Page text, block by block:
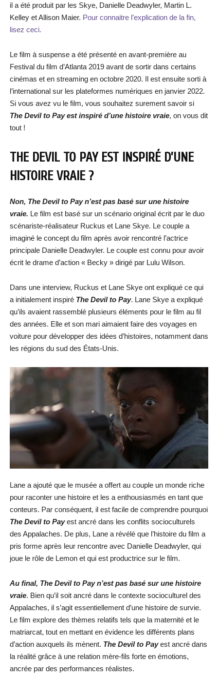
il a été produit par les Skye, Danielle Deadwyler, Martin L.
Kelley et Allison Maier. Pour connaitre l’explication de la fin,
lisez ceci.
Le film à suspense a été présenté en avant-première au
Festival du film d’Atlanta 2019 avant de sortir dans certains
cinémas et en streaming en octobre 2020. Il est ensuite sorti à
l’international sur les plateformes numériques en janvier 2022.
Si vous avez vu le film, vous souhaitez surement savoir si
The Devil to Pay est inspiré d’une histoire vraie, on vous dit
tout !
THE DEVIL TO PAY EST INSPIRÉ D’UNE
HISTOIRE VRAIE ?
Non, The Devil to Pay n’est pas basé sur une histoire
vraie. Le film est basé sur un scénario original écrit par le duo
scénariste-réalisateur Ruckus et Lane Skye. Le couple a
imaginé le concept du film après avoir rencontré l’actrice
principale Danielle Deadwyler. Le couple est connu pour avoir
écrit le drame d’action « Becky » dirigé par Lulu Wilson.
Dans une interview, Ruckus et Lane Skye ont expliqué ce qui
a initialement inspiré The Devil to Pay. Lane Skye a expliqué
qu’ils avaient rassemblé plusieurs éléments pour le film au fil
des années. Elle et son mari aimaient faire des voyages en
voiture pour développer des idées d’histoires, notamment dans
les régions du sud des États-Unis.
Lane a ajouté que le musée a offert au couple un monde riche
pour raconter une histoire et les a enthousiasmés en tant que
conteurs. Par conséquent, il est facile de comprendre pourquoi
The Devil to Payest ancré dans les conflits socioculturels
des Appalaches. De plus, Lane a révélé que l’histoire du film a
pris forme après leur rencontre avec Danielle Deadwyler, qui
joue le rôle de Lemon et qui est productrice sur le film.
Au final, The Devil to Pay n’est pas basé sur une histoire
vraie. Bien qu’il soit ancré dans le contexte socioculturel des
Appalaches, il s’agit essentiellement d’une histoire de survie.
Le film explore des thèmes relatifs tels que la maternité et le
matriarcat, tout en mettant en évidence les différents plans
d’action auxquels ils mènent. The Devil to Payest ancré dans
la réalité grâce à une relation mère-fils forte en émotions,
ancrée par des performances réalistes.